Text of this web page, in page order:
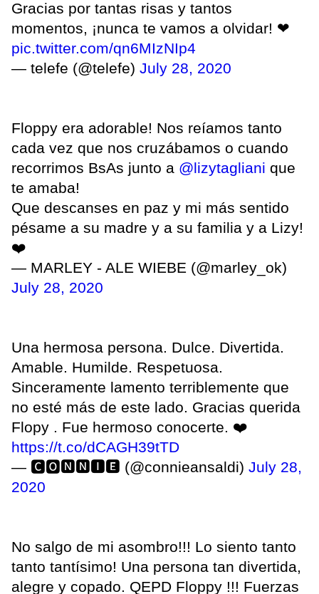
Gracias por tantas risas y tantos
momentos, ¡nunca te vamos a olvidar! ❤
pic.twitter.com/qn6MIzNIp4
— telefe (@telefe) July 28, 2020
Floppy era adorable! Nos reíamos tanto
cada vez que nos cruzábamos o cuando
recorrimos BsAs junto a @lizytagliani que
te amaba!
Que descanses en paz y mi más sentido
pésame a su madre y a su familia y a Lizy!
❤️
— MARLEY - ALE WIEBE (@marley_ok)
July 28, 2020
Una hermosa persona. Dulce. Divertida.
Amable. Humilde. Respetuosa.
Sinceramente lamento terriblemente que
no esté más de este lado. Gracias querida
Flopy . Fue hermoso conocerte. ❤️
https://t.co/dCAGH39tTD
— 🅲🅾🅽🅽🅸🅴 (@connieansaldi) July 28,
2020
No salgo de mi asombro!!! Lo siento tanto
tanto tantísimo! Una persona tan divertida,
alegre y copado. QEPD Floppy !!! Fuerzas